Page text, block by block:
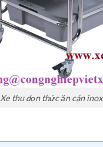
Xe thu dọn thức ăn cán inox